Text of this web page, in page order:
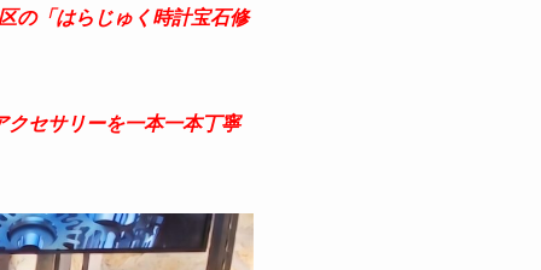
の「はらじゅく時計宝石修
セサリーを一本一本丁寧